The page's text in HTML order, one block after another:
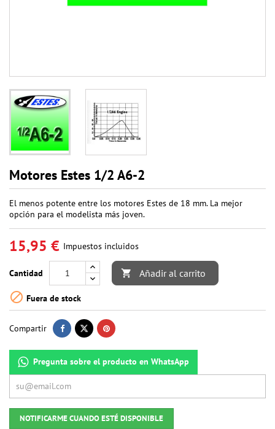
Motores Estes 1/2 A6-2
El menos potente entre los motores Estes de 18 mm. La mejor
opción para el modelista más joven.
15,95 € Impuestos incluidos
Cantidad  Añadir al carrito
 Fuera de stock
Compartir
Pregunta sobre el producto en WhatsApp
NOTIFICARME CUANDO ESTÉ DISPONIBLE